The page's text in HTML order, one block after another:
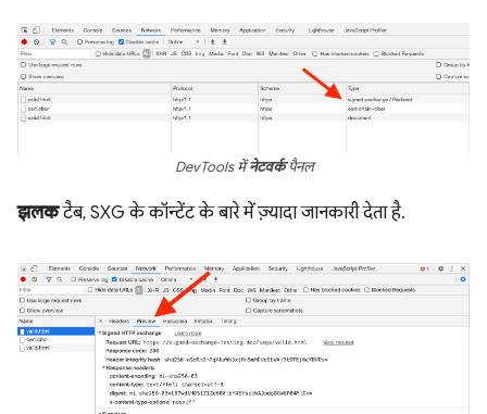
DevTools मेंनेटवर्कपैनल
झलकटैब, SXG के कॉन्टेंट के बारे में ज़्यादा जानकारी देता है.